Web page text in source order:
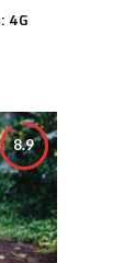
4G
8.9